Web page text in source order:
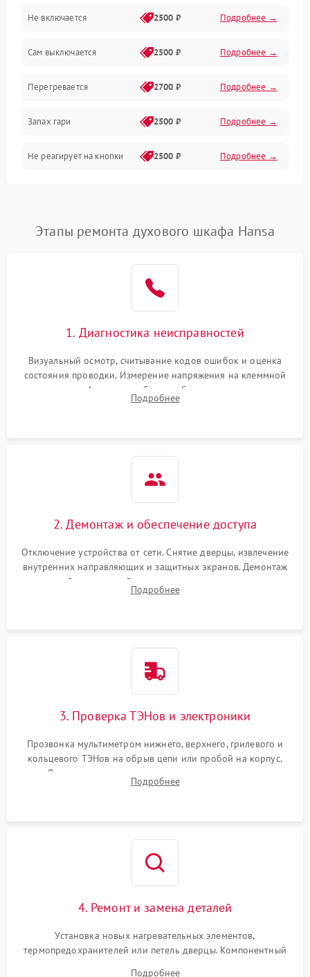
Не включается 2500 ₽ Подробнее →
Сам выключается 2500 ₽ Подробнее →
Перегревается 2700 ₽ Подробнее →
Запах гари 2500 ₽ Подробнее →
Не реагирует на кнопки 2500 ₽ Подробнее →
Этапы ремонта духового шкафа Hansa
1. Диагностика неисправностей
Визуальный осмотр, считывание кодов ошибок и оценка
состояния проводки. Измерение напряжения на клеммной
колодке. Анализ жалоб на проблемы с нагревом,
конвекцией, панелью управления или блокировкой дверцы.
Подробнее
2. Демонтаж и обеспечение доступа
Отключение устройства от сети. Снятие дверцы, извлечение
внутренних направляющих и защитных экранов. Демонтаж
задней или верхней панели для прямого доступа к
нагревательным элементам, плате и вентиляторам.
Подробнее
3. Проверка ТЭНов и электроники
Прозвонка мультиметром нижнего, верхнего, грилевого и
кольцевого ТЭНов на обрыв цепи или пробой на корпус.
Диагностика термостата, датчиков температуры,
переключателя режимов и мотора конвекции.
Подробнее
4. Ремонт и замена деталей
Установка новых нагревательных элементов,
термопредохранителей или петель дверцы. Компонентный
Подробнее